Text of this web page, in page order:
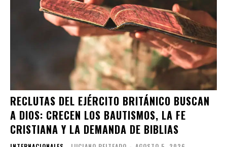
RECLUTAS DEL EJÉRCITO BRITÁNICO BUSCAN
A DIOS: CRECEN LOS BAUTISMOS, LA FE
CRISTIANA Y LA DEMANDA DE BIBLIAS